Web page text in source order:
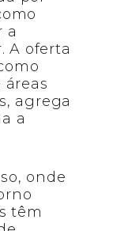
a
A oferta
áreas
agrega
a
onde
têm